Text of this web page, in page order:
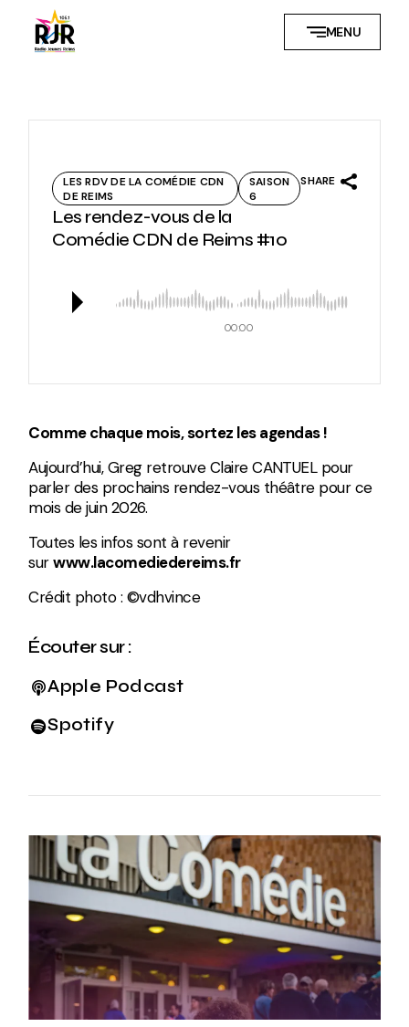
content
MENU
LES RDV DE LA COMÉDIE CDN
DE REIMS
SAISON
6
Les rendez-vous de la
Comédie CDN de Reims #10
SHARE
00:00
Comme chaque mois, sortez les agendas !
Aujourd’hui, Greg retrouve Claire CANTUEL pour
parler des prochains rendez-vous théâtre pour ce
mois de juin 2026.
Toutes les infos sont à revenir
surwww.lacomediedereims.fr
Crédit photo : ©vdhvince
Écouter sur :
Apple Podcast
Spotify